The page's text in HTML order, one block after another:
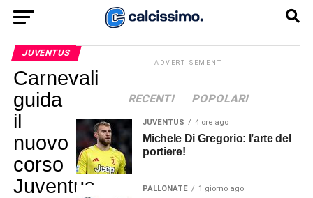
JUVENTUS
Carnevali
guida
il
nuovo
corso
Juventus
ADVERTISEMENT
RECENTI POPOLARI
JUVENTUS 4 ore ago
Michele Di Gregorio: l’arte del
portiere!
PALLONATE 1 giorno ago